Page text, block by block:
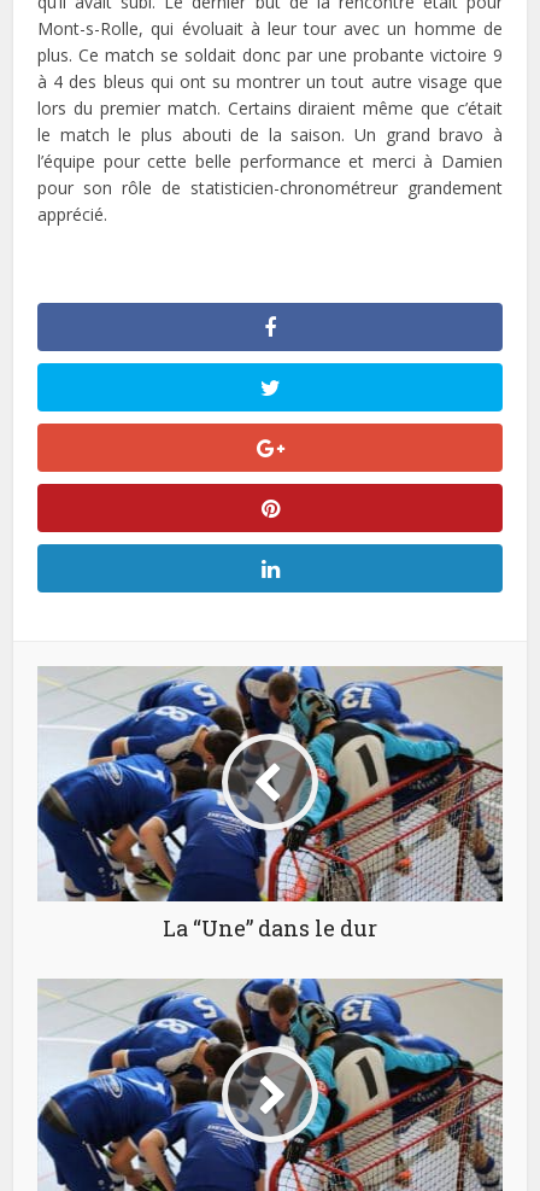
Mont-s-Rolle, qui évoluait à leur tour avec un homme de
plus. Ce match se soldait donc par une probante victoire 9
à 4 des bleus qui ont su montrer un tout autre visage que
lors du premier match. Certains diraient même que c’était
le match le plus abouti de la saison. Un grand bravo à
l’équipe pour cette belle performance et merci à Damien
pour son rôle de statisticien-chronométreur grandement
apprécié.
La “Une” dans le dur